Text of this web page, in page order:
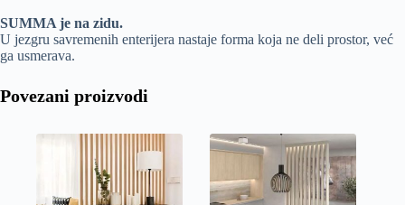
SUMMA je na zidu.
U jezgru savremenih enterijera nastaje forma koja ne deli prostor, već
ga usmerava.
Povezani proizvodi